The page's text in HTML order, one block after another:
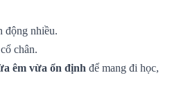
động nhiều.
chân.
êm vừa ổn định để mang đi học,